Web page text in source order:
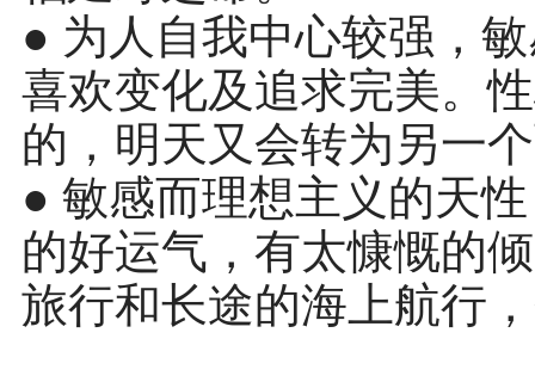
● 为人自我中心较强，
喜欢变化及追求完美。
的，明天又会转为另一
● 敏感而理想主义的天
的好运气，有太慷慨的
旅行和长途的海上航行